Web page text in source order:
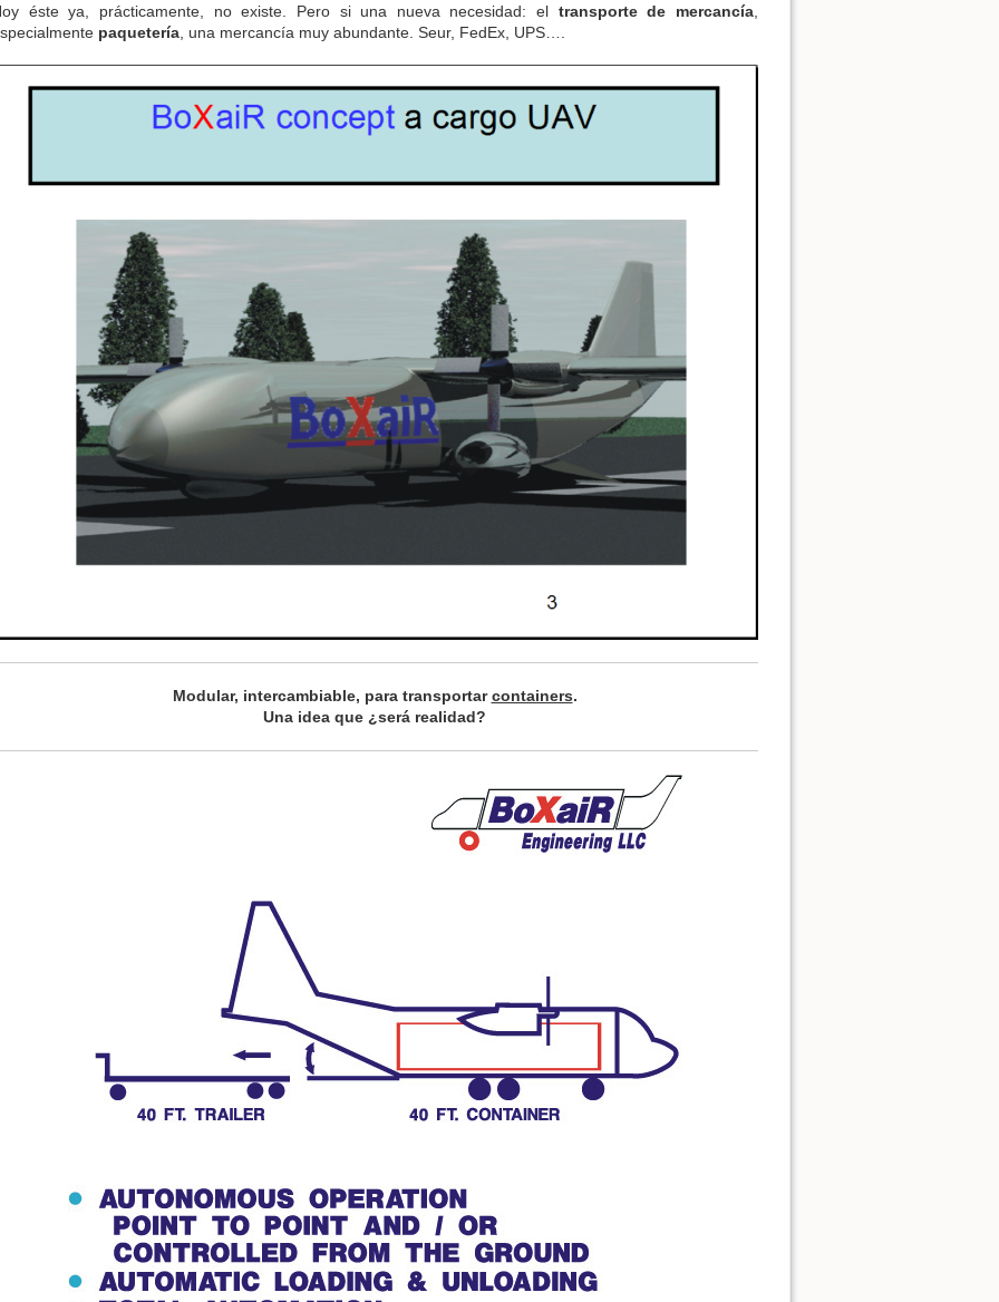
éste ya, prácticamente, no existe. Pero si una nueva necesidad: el transporte de mercancía
paquetería , una mercancía muy abundante. Seur, FedEx, UPS….
Modular, intercambiable, para transportarcontainers.
Una idea que ¿será realidad?